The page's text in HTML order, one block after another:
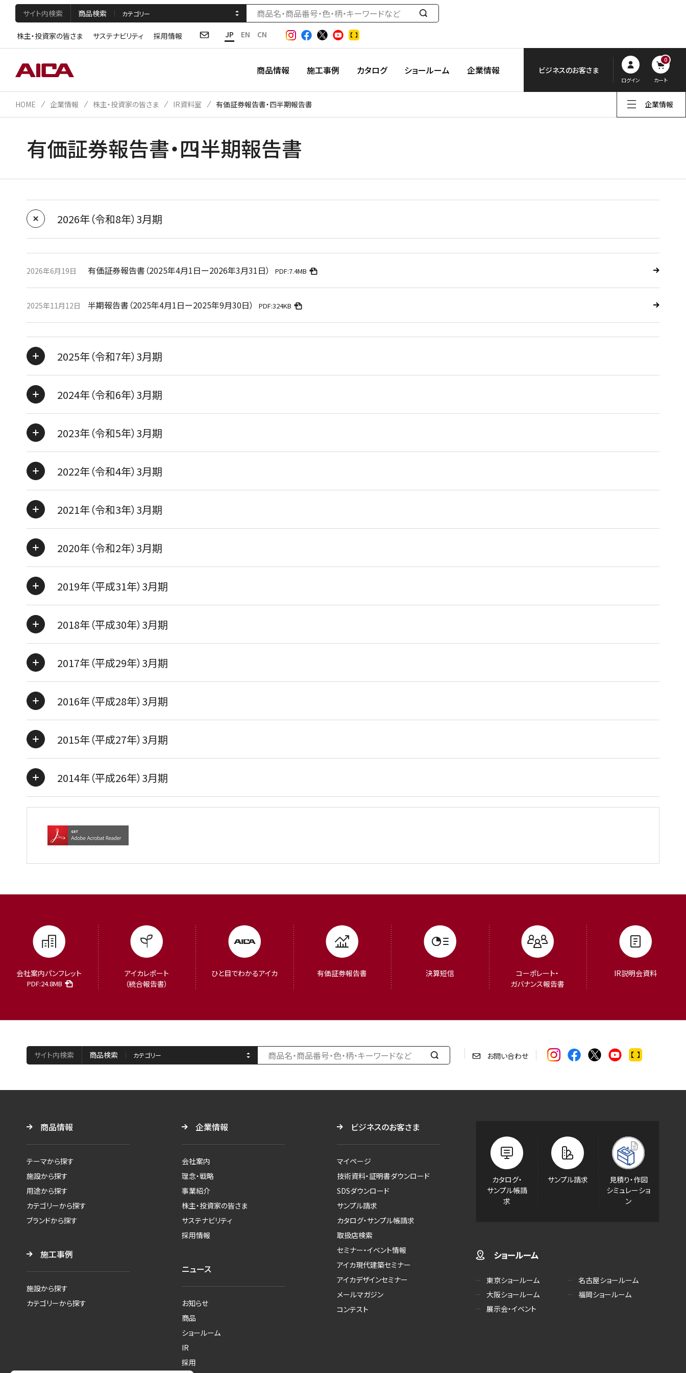
サイト内検索 商品検索
検
す
株主・投資家の皆さま サステナビリティ 採用情報 JP EN CN
商品情報 施工事例 カタログ ショールーム 企業情報 ビジネスのお客さま
ログイン
0
カート
企業情報
HOME 企業情報 株主・投資家の皆さま IR資料室 有価証券報告書・四半期報告書
有価証券報告書・四半期報告書
2026年（令和8年）3月期
2026年6月19日 有価証券報告書（2025年4月1日ー2026年3月31日） PDF:7.4MB
2025年11月12日 半期報告書（2025年4月1日ー2025年9月30日） PDF:324KB
2025年（令和7年）3月期
2024年（令和6年）3月期
2023年（令和5年）3月期
2022年（令和4年）3月期
2021年（令和3年）3月期
2020年（令和2年）3月期
2019年（平成31年）3月期
2018年（平成30年）3月期
2017年（平成29年）3月期
2016年（平成28年）3月期
2015年（平成27年）3月期
2014年（平成26年）3月期
会社案内パンフレット
PDF:24.8MB
アイカレポート
（統合報告書）
ひと目でわかるアイカ 有価証券報告書 決算短信
コーポレート・
ガバナンス報告書
IR説明会資料
サイト内検索 商品検索
検
す
お問い合わせ
商品情報
テーマから探す
施設から探す
用途から探す
カテゴリーから探す
ブランドから探す
施工事例
施設から探す
カテゴリーから探す
企業情報
会社案内
理念・戦略
事業紹介
株主・投資家の皆さま
サステナビリティ
採用情報
ニュース
お知らせ
商品
ショールーム
IR
採用
ビジネスのお客さま
マイページ
技術資料・証明書ダウンロード
SDSダウンロード
サンプル請求
カタログ・サンプル帳請求
取扱店検索
セミナー・イベント情報
アイカ現代建築セミナー
アイカデザインセミナー
メールマガジン
コンテスト
カタログ・
サンプル帳請
求
サンプル請求
見積り・作図
シミュレーショ
ン
ショールーム
東京ショールーム
名古屋ショールーム
大阪ショールーム
福岡ショールーム
展示会・イベント